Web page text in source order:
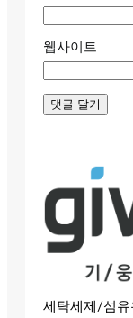
웹사이트
세탁세제/섬유